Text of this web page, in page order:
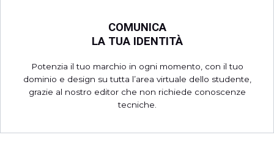
COMUNICA
LA TUA IDENTITÀ
Potenzia il tuo marchio in ogni momento, con il tuo
dominio e design su tutta l’area virtuale dello studente,
grazie al nostro editor che non richiede conoscenze
tecniche.